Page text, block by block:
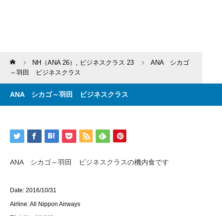
Home NH（ANA 26） , ビジネスクラス 23
ANA シカゴ
～羽田 ビジネスクラス
ANA シカゴ～羽田 ビジネスクラス
ANA シカゴ～羽田 ビジネスクラスの機内食です
Date: 2016/10/31
Airline: All Nippon Airways